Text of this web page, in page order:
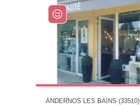
ANDERNOS LES BAINS (33510)